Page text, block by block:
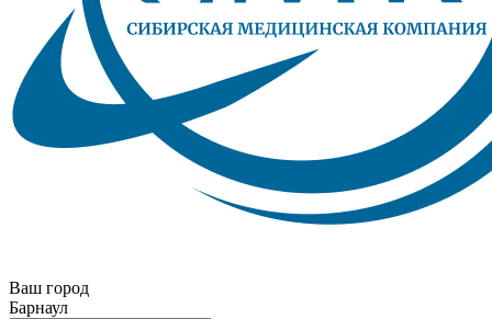
Ваш город
Барнаул